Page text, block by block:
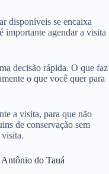
disponíveis se encaixa
importante agendar a visita
decisão rápida. O que faz
o que você quer para
a visita, para que não
de conservação sem
visita.
Antônio do Tauá